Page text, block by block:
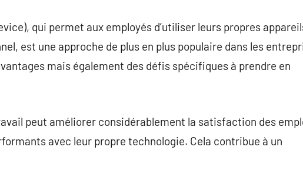
qui permet aux employés d’utiliser leurs propres
est une approche de plus en plus populaire dans les
mais également des défis spécifiques à prendre en
peut améliorer considérablement la satisfaction des
avec leur propre technologie. Cela contribue à un